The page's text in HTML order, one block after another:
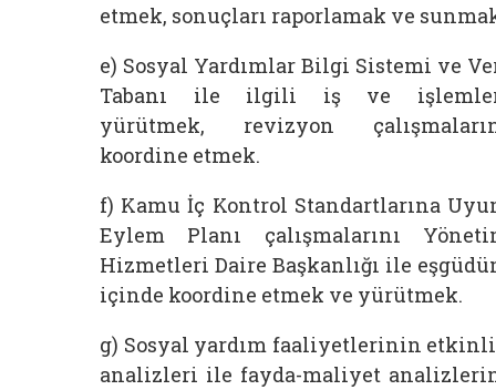
etmek, sonuçları raporlamak ve
e) Sosyal Yardımlar Bilgi Sistemi ve
Tabanı ile ilgili iş ve
yürütmek, revizyon
koordine etmek.
f) Kamu İç Kontrol Standartlarına
Eylem Planı çalışmalarını
Hizmetleri Daire Başkanlığı ile
içinde koordine etmek ve yürütmek.
g) Sosyal yardım faaliyetlerinin
analizleri ile fayda-maliyet